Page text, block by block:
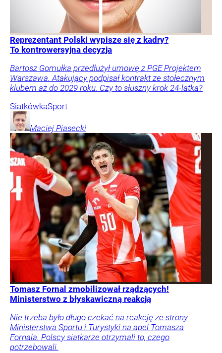
Reprezentant Polski wypisze się z kadry?
To kontrowersyjna decyzja
Bartosz Gomułka przedłużył umowę z PGE Projektem
Warszawa. Atakujący podpisał kontrakt ze stołecznym
klubem aż do 2029 roku. Czy to słuszny krok 24-latka?
SiatkówkaSport
Maciej Piasecki
Tomasz Fornal zmobilizował rządzących!
Ministerstwo z błyskawiczną reakcją
Nie trzeba było długo czekać na reakcję ze strony
Ministerstwa Sportu i Turystyki na apel Tomasza
Fornala. Polscy siatkarze otrzymali to, czego
potrzebowali.